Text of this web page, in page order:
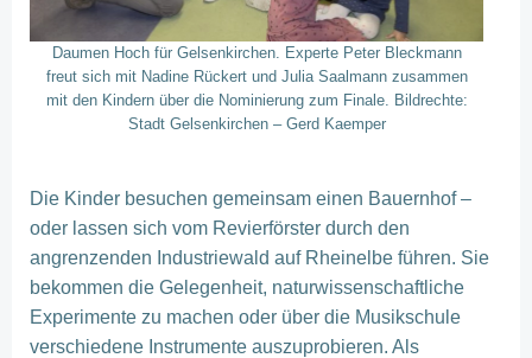
Daumen Hoch für Gelsenkirchen. Experte Peter Bleckmann
freut sich mit Nadine Rückert und Julia Saalmann zusammen
mit den Kindern über die Nominierung zum Finale. Bildrechte:
Stadt Gelsenkirchen – Gerd Kaemper
Die Kinder besuchen gemeinsam einen Bauernhof –
oder lassen sich vom Revierförster durch den
angrenzenden Industriewald auf Rheinelbe führen. Sie
bekommen die Gelegenheit, naturwissenschaftliche
Experimente zu machen oder über die Musikschule
verschiedene Instrumente auszuprobieren. Als